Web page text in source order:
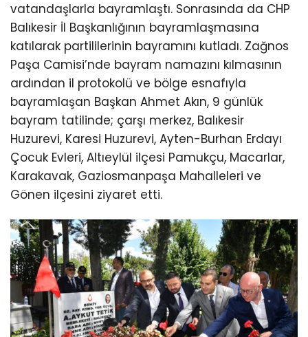
vatandaşlarla bayramlaştı. Sonrasında da CHP
Balıkesir İl Başkanlığının bayramlaşmasına
katılarak partililerinin bayramını kutladı. Zağnos
Paşa Camisi’nde bayram namazını kılmasının
ardından il protokolü ve bölge esnafıyla
bayramlaşan Başkan Ahmet Akın, 9 günlük
bayram tatilinde; çarşı merkez, Balıkesir
Huzurevi, Karesi Huzurevi, Ayten-Burhan Erdayı
Çocuk Evleri, Altıeylül ilçesi Pamukçu, Macarlar,
Karakavak, Gaziosmanpaşa Mahalleleri ve
Gönen ilçesini ziyaret etti.